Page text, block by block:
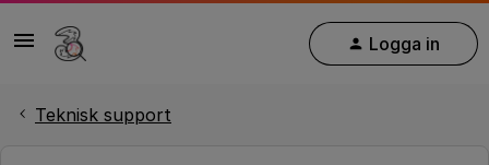
Logga in
Teknisk support